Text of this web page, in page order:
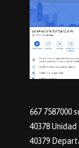
667 7587000
40378
40379